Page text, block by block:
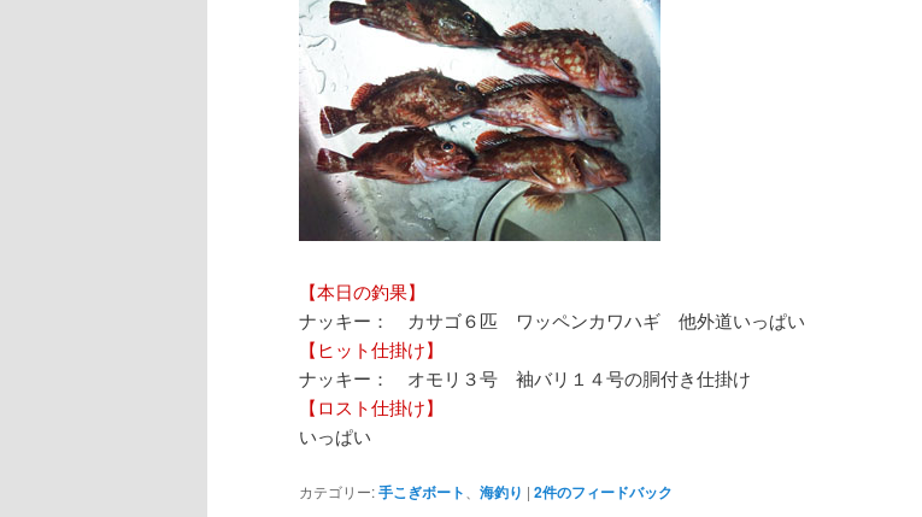
【本日の釣果】
ナッキー： カサゴ６匹 ワッペンカワハギ 他外道いっぱい
【ヒット仕掛け】
ナッキー： オモリ３号 袖バリ１４号の胴付き仕掛け
【ロスト仕掛け】
いっぱい
カテゴリー:手こぎボート 海釣り | 2件のフィードバック